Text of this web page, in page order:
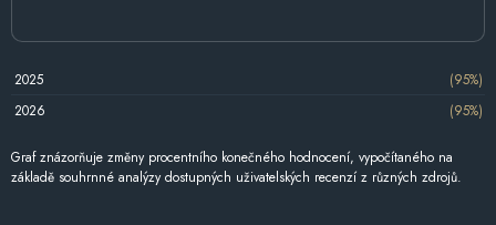
2025
(95%)
2026
(95%)
Graf znázorňuje změny procentního konečného hodnocení, vypočítaného na
základě souhrnné analýzy dostupných uživatelských recenzí z různých zdrojů.